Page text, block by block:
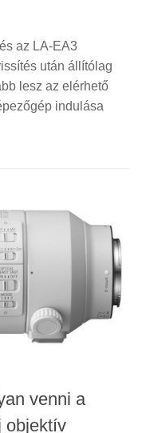
az LA-EA3
után állítólag
lesz az elérhető
indulása
venni a
objektív